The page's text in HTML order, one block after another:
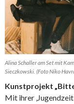
Alina Schaller am Set mit
Sieczkowski. (Foto Niko
Kunstprojekt
Mit ihrer